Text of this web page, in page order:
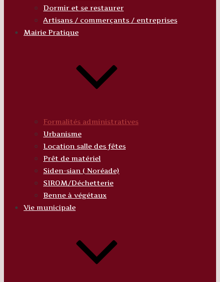
Dormir et se restaurer
Artisans / commerçants / entreprises
Mairie Pratique
Formalités administratives
Urbanisme
Location salle des fêtes
Prêt de matériel
Siden-sian ( Noréade)
SIROM/Déchetterie
Benne à végétaux
Vie municipale